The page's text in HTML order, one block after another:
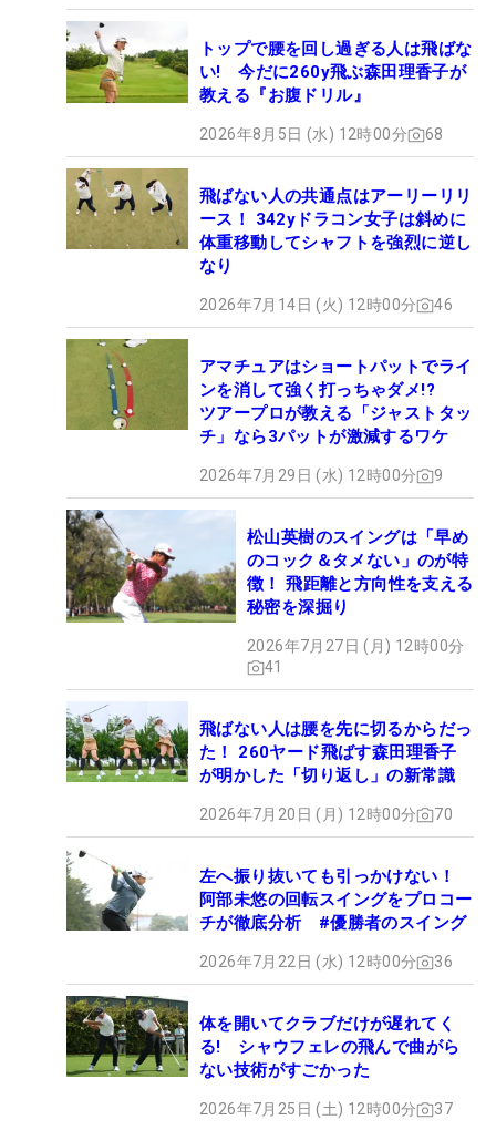
トップで腰を回し過ぎる人は飛ばな
い! 今だに260y飛ぶ森田理香子が
教える『お腹ドリル』
2026年8月5日 (水) 12時00分 68
飛ばない人の共通点はアーリーリリ
ース！ 342yドラコン女子は斜めに
体重移動してシャフトを強烈に逆し
なり
2026年7月14日 (火) 12時00分 46
アマチュアはショートパットでライ
ンを消して強く打っちゃダメ!?
ツアープロが教える「ジャストタッ
チ」なら3パットが激減するワケ
2026年7月29日 (水) 12時00分 9
松山英樹のスイングは「早め
のコック＆タメない」のが特
徴！ 飛距離と方向性を支える
秘密を深掘り
2026年7月27日 (月) 12時00分
41
飛ばない人は腰を先に切るからだっ
た！ 260ヤード飛ばす森田理香子
が明かした「切り返し」の新常識
2026年7月20日 (月) 12時00分 70
左へ振り抜いても引っかけない！
阿部未悠の回転スイングをプロコー
チが徹底分析 #優勝者のスイング
2026年7月22日 (水) 12時00分 36
体を開いてクラブだけが遅れてく
る! シャウフェレの飛んで曲がら
ない技術がすごかった
2026年7月25日 (土) 12時00分 37